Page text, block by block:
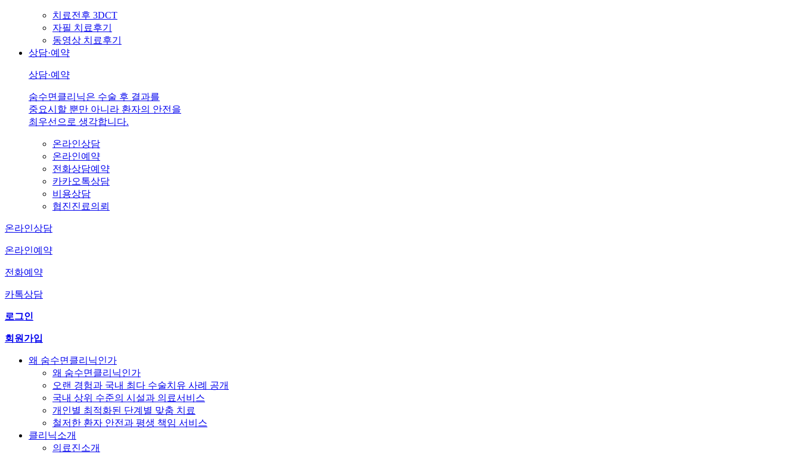
치료전후 3DCT
자필 치료후기
동영상 치료후기
상담·예약
상담·예약
숨수면클리닉은 수술 후 결과를
중요시할 뿐만 아니라 환자의 안전을
최우선으로 생각합니다.
온라인상담
온라인예약
전화상담예약
카카오톡상담
비용상담
협진진료의뢰
온라인상담
온라인예약
전화예약
카톡상담
로그인
회원가입
왜 숨수면클리닉인가
왜 숨수면클리닉인가
오랜 경험과 국내 최다 수술치유 사례 공개
국내 상위 수준의 시설과 의료서비스
개인별 최적화된 단계별 맞춤 치료
철저한 환자 안전과 평생 책임 서비스
클리닉소개
의료진소개